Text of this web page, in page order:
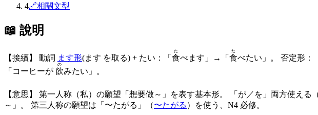
4🔗相關文型
📖 說明
【接續】 動詞 ます形(ます を取る) + たい：「 食
た
べます」→「 食
た
べたい」。 否定形：「
「コーヒーが 飲
の
みたい」。
【意思】 第一人称（私）の願望「想要做～」を表す基本形。 「が／を」両方使える
～」。 第三人称の願望は「〜たがる」（〜たがる ）を使う、N4 必修。